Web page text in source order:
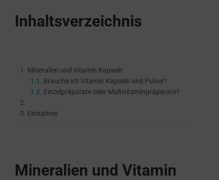
Inhaltsverzeichnis
Mineralien und Vitamin Kapseln
Brauche ich Vitamin Kapseln und Pulver?
Einzelpräparate oder Multivitaminpräparate?
Einnahme
Mineralien und Vitamin